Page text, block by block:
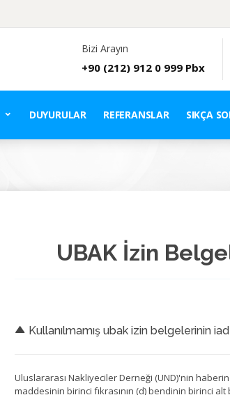
Bizi Arayın
+90 (212) 912 0 999 Pbx
DUYURULAR REFERANSLAR SIKÇA
UBAK İzin
Kullanılmamış ubak izin belgelerinin
Uluslararası Nakliyeciler Derneği (UND)'nin
maddesinin birinci fıkrasının (d) bendinin birinci